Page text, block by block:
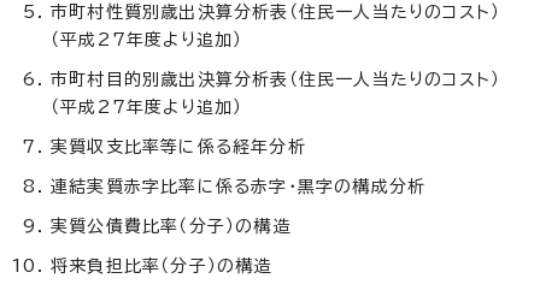
市町村性質別歳出決算分析表（住民一人当たりのコスト）
（平成27年度より追加）
市町村目的別歳出決算分析表（住民一人当たりのコスト）
（平成27年度より追加）
実質収支比率等に係る経年分析
連結実質赤字比率に係る赤字・黒字の構成分析
実質公債費比率（分子）の構造
将来負担比率（分子）の構造